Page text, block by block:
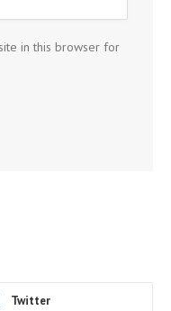
in this browser for
Twitter